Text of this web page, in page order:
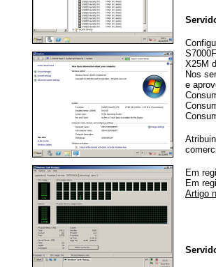
X25M
Nos
e
Em
Em
Artigo